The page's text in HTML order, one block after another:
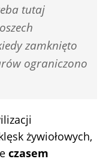
tutaj
zamknięto
ograniczono
żywiołowych,
czasem